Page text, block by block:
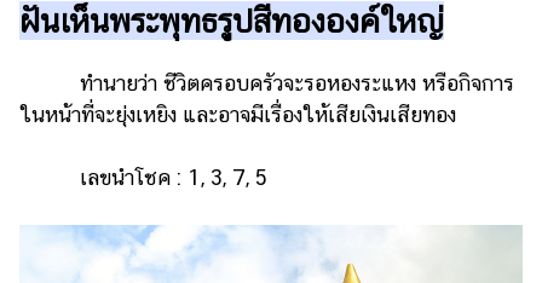
ฝันเห็นพระพุทธรูปสีทององค์ใหญ่
ทำนายว่า ชีวิตครอบครัวจะรอหองระแหง หรือกิจการ
ในหน้าที่จะยุ่งเหยิง และอาจมีเรื่องให้เสียเงินเสียทอง
เลขนำโชค : 1, 3, 7, 5